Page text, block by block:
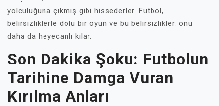
yolculuğuna çıkmış gibi hissederler. Futbol,
belirsizliklerle dolu bir oyun ve bu belirsizlikler, onu
daha da heyecanlı kılar.
Son Dakika Şoku: Futbolun
Tarihine Damga Vuran
Kırılma Anları